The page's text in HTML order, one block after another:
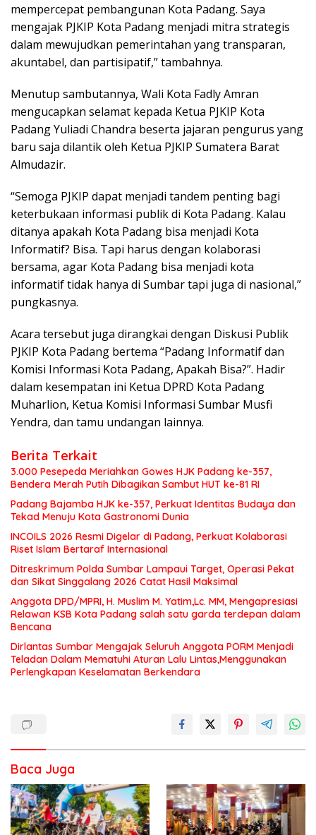
mempercepat pembangunan Kota Padang. Saya
mengajak PJKIP Kota Padang menjadi mitra strategis
dalam mewujudkan pemerintahan yang transparan,
akuntabel, dan partisipatif,” tambahnya.
Menutup sambutannya, Wali Kota Fadly Amran
mengucapkan selamat kepada Ketua PJKIP Kota
Padang Yuliadi Chandra beserta jajaran pengurus yang
baru saja dilantik oleh Ketua PJKIP Sumatera Barat
Almudazir.
“Semoga PJKIP dapat menjadi tandem penting bagi
keterbukaan informasi publik di Kota Padang. Kalau
ditanya apakah Kota Padang bisa menjadi Kota
Informatif? Bisa. Tapi harus dengan kolaborasi
bersama, agar Kota Padang bisa menjadi kota
informatif tidak hanya di Sumbar tapi juga di nasional,”
pungkasnya.
Acara tersebut juga dirangkai dengan Diskusi Publik
PJKIP Kota Padang bertema “Padang Informatif dan
Komisi Informasi Kota Padang, Apakah Bisa?”. Hadir
dalam kesempatan ini Ketua DPRD Kota Padang
Muharlion, Ketua Komisi Informasi Sumbar Musfi
Yendra, dan tamu undangan lainnya.
Berita Terkait
3.000 Pesepeda Meriahkan Gowes HJK Padang ke-357,
Bendera Merah Putih Dibagikan Sambut HUT ke-81 RI
Padang Bajamba HJK ke-357, Perkuat Identitas Budaya dan
Tekad Menuju Kota Gastronomi Dunia
INCOILS 2026 Resmi Digelar di Padang, Perkuat Kolaborasi
Riset Islam Bertaraf Internasional
Ditreskrimum Polda Sumbar Lampaui Target, Operasi Pekat
dan Sikat Singgalang 2026 Catat Hasil Maksimal
Anggota DPD/MPRI, H. Muslim M. Yatim,Lc. MM, Mengapresiasi
Relawan KSB Kota Padang salah satu garda terdepan dalam
Bencana
Dirlantas Sumbar Mengajak Seluruh Anggota PORM Menjadi
Teladan Dalam Mematuhi Aturan Lalu Lintas,Menggunakan
Perlengkapan Keselamatan Berkendara
Baca Juga